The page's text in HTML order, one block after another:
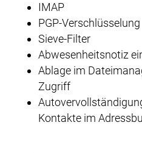
IMAP
PGP-Verschlüsselung
Sieve-Filter
Abwesenheitsnotiz
Ablage im
Zugriff
Kontakte im